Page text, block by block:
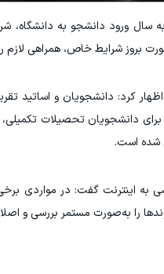
ورود دانشجو به دانشگاه،
بروز شرایط خاص، همراهی لازم
کرد: دانشجویان و اساتید
نیز برای دانشجویان تحصیلات
شده است.
به اینترنت گفت: در مواردی
را به‌صورت مستمر بررسی و